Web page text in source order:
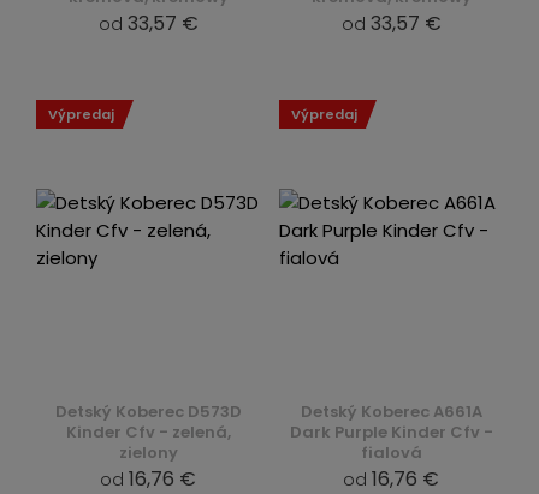
od 33,57 € od 33,57 €
Detský Koberec D573D
Kinder Cfv - zelená,
zielony
od 16,76 €
Výpredaj
Detský Koberec A661A
Dark Purple Kinder Cfv -
fialová
od 16,76 €
Výpredaj